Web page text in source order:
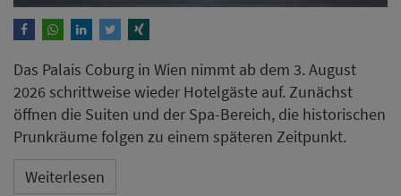
Das Palais Coburg in Wien nimmt ab dem 3. August
2026 schrittweise wieder Hotelgäste auf. Zunächst
öffnen die Suiten und der Spa-Bereich, die historischen
Prunkräume folgen zu einem späteren Zeitpunkt.
Weiterlesen